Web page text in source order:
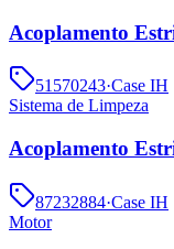
Acoplamento
51570243·Case IH
Sistema de Limpeza
Acoplamento
87232884·Case IH
Motor